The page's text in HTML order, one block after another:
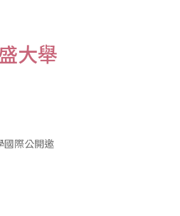
大舉
國際公開邀